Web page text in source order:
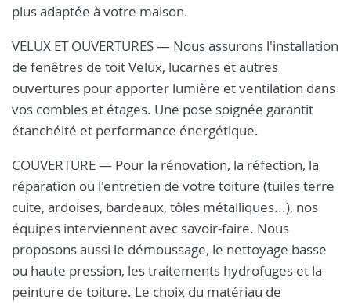
plus adaptée à votre maison.
VELUX ET OUVERTURES — Nous assurons l'installation
de fenêtres de toit Velux, lucarnes et autres
ouvertures pour apporter lumière et ventilation dans
vos combles et étages. Une pose soignée garantit
étanchéité et performance énergétique.
COUVERTURE — Pour la rénovation, la réfection, la
réparation ou l'entretien de votre toiture (tuiles terre
cuite, ardoises, bardeaux, tôles métalliques...), nos
équipes interviennent avec savoir-faire. Nous
proposons aussi le démoussage, le nettoyage basse
ou haute pression, les traitements hydrofuges et la
peinture de toiture. Le choix du matériau de